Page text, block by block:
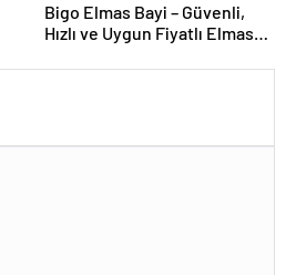
Bigo Elmas Bayi – Güvenli,
Hızlı ve Uygun Fiyatlı Elmas